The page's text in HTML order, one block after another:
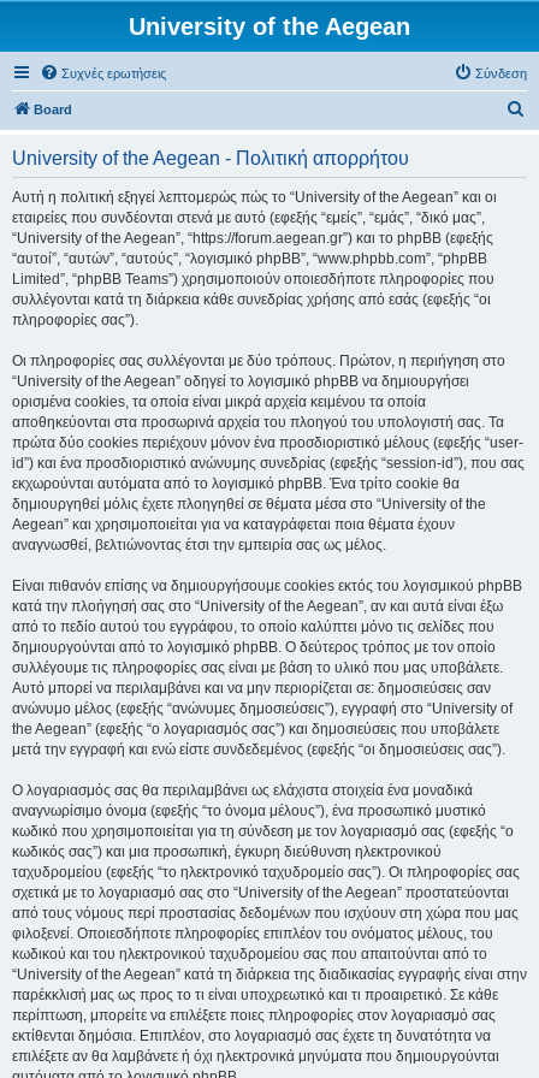
University of the Aegean
Συχνές ερωτήσεις Σύνδεση
Board
University of the Aegean - Πολιτική απορρήτου
Αυτή η πολιτική εξηγεί λεπτομερώς πώς το “University of the Aegean” και οι
εταιρείες που συνδέονται στενά με αυτό (εφεξής “εμείς”, “εμάς”, “δικό μας”,
“University of the Aegean”, “https://forum.aegean.gr”) και το phpBB (εφεξής
“αυτοί”, “αυτών”, “αυτούς”, “λογισμικό phpBB”, “www.phpbb.com”, “phpBB
Limited”, “phpBB Teams”) χρησιμοποιούν οποιεσδήποτε πληροφορίες που
συλλέγονται κατά τη διάρκεια κάθε συνεδρίας χρήσης από εσάς (εφεξής “οι
πληροφορίες σας”).
Οι πληροφορίες σας συλλέγονται με δύο τρόπους. Πρώτον, η περιήγηση στο
“University of the Aegean” οδηγεί το λογισμικό phpBB να δημιουργήσει
ορισμένα cookies, τα οποία είναι μικρά αρχεία κειμένου τα οποία
αποθηκεύονται στα προσωρινά αρχεία του πλοηγού του υπολογιστή σας. Τα
πρώτα δύο cookies περιέχουν μόνον ένα προσδιοριστικό μέλους (εφεξής “user-
id”) και ένα προσδιοριστικό ανώνυμης συνεδρίας (εφεξής “session-id”), που σας
εκχωρούνται αυτόματα από το λογισμικό phpBB. Ένα τρίτο cookie θα
δημιουργηθεί μόλις έχετε πλοηγηθεί σε θέματα μέσα στο “University of the
Aegean” και χρησιμοποιείται για να καταγράφεται ποια θέματα έχουν
αναγνωσθεί, βελτιώνοντας έτσι την εμπειρία σας ως μέλος.
Είναι πιθανόν επίσης να δημιουργήσουμε cookies εκτός του λογισμικού phpBB
κατά την πλοήγησή σας στο “University of the Aegean”, αν και αυτά είναι έξω
από το πεδίο αυτού του εγγράφου, το οποίο καλύπτει μόνο τις σελίδες που
δημιουργούνται από το λογισμικό phpBB. Ο δεύτερος τρόπος με τον οποίο
συλλέγουμε τις πληροφορίες σας είναι με βάση το υλικό που μας υποβάλετε.
Αυτό μπορεί να περιλαμβάνει και να μην περιορίζεται σε: δημοσιεύσεις σαν
ανώνυμο μέλος (εφεξής “ανώνυμες δημοσιεύσεις”), εγγραφή στο “University of
the Aegean” (εφεξής “ο λογαριασμός σας”) και δημοσιεύσεις που υποβάλετε
μετά την εγγραφή και ενώ είστε συνδεδεμένος (εφεξής “οι δημοσιεύσεις σας”).
Ο λογαριασμός σας θα περιλαμβάνει ως ελάχιστα στοιχεία ένα μοναδικά
αναγνωρίσιμο όνομα (εφεξής “το όνομα μέλους”), ένα προσωπικό μυστικό
κωδικό που χρησιμοποιείται για τη σύνδεση με τον λογαριασμό σας (εφεξής “ο
κωδικός σας”) και μια προσωπική, έγκυρη διεύθυνση ηλεκτρονικού
ταχυδρομείου (εφεξής “το ηλεκτρονικό ταχυδρομείο σας”). Οι πληροφορίες σας
σχετικά με το λογαριασμό σας στο “University of the Aegean” προστατεύονται
από τους νόμους περί προστασίας δεδομένων που ισχύουν στη χώρα που μας
φιλοξενεί. Οποιεσδήποτε πληροφορίες επιπλέον του ονόματος μέλους, του
κωδικού και του ηλεκτρονικού ταχυδρομείου σας που απαιτούνται από το
“University of the Aegean” κατά τη διάρκεια της διαδικασίας εγγραφής είναι στην
παρέκκλισή μας ως προς το τι είναι υποχρεωτικό και τι προαιρετικό. Σε κάθε
περίπτωση, μπορείτε να επιλέξετε ποιες πληροφορίες στον λογαριασμό σας
εκτίθενται δημόσια. Επιπλέον, στο λογαριασμό σας έχετε τη δυνατότητα να
επιλέξετε αν θα λαμβάνετε ή όχι ηλεκτρονικά μηνύματα που δημιουργούνται